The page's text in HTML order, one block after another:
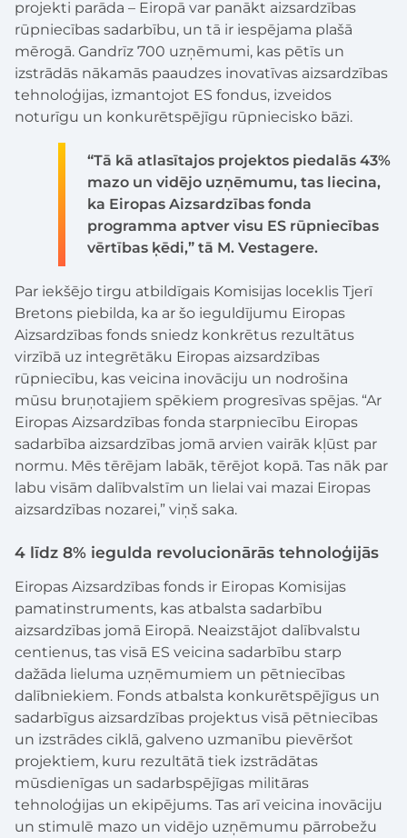
projekti parāda – Eiropā var panākt aizsardzības
rūpniecības sadarbību, un tā ir iespējama plašā
mērogā. Gandrīz 700 uzņēmumi, kas pētīs un
izstrādās nākamās paaudzes inovatīvas aizsardzības
tehnoloģijas, izmantojot ES fondus, izveidos
noturīgu un konkurētspējīgu rūpniecisko bāzi.
“Tā kā atlasītajos projektos piedalās 43%
mazo un vidējo uzņēmumu, tas liecina,
ka Eiropas Aizsardzības fonda
programma aptver visu ES rūpniecības
vērtības ķēdi,” tā M. Vestagere.
Par iekšējo tirgu atbildīgais Komisijas loceklis Tjerī
Bretons piebilda, ka ar šo ieguldījumu Eiropas
Aizsardzības fonds sniedz konkrētus rezultātus
virzībā uz integrētāku Eiropas aizsardzības
rūpniecību, kas veicina inovāciju un nodrošina
mūsu bruņotajiem spēkiem progresīvas spējas. “Ar
Eiropas Aizsardzības fonda starpniecību Eiropas
sadarbība aizsardzības jomā arvien vairāk kļūst par
normu. Mēs tērējam labāk, tērējot kopā. Tas nāk par
labu visām dalībvalstīm un lielai vai mazai Eiropas
aizsardzības nozarei,” viņš saka.
4 līdz 8% iegulda revolucionārās tehnoloģijās
Eiropas Aizsardzības fonds ir Eiropas Komisijas
pamatinstruments, kas atbalsta sadarbību
aizsardzības jomā Eiropā. Neaizstājot dalībvalstu
centienus, tas visā ES veicina sadarbību starp
dažāda lieluma uzņēmumiem un pētniecības
dalībniekiem. Fonds atbalsta konkurētspējīgus un
sadarbīgus aizsardzības projektus visā pētniecības
un izstrādes ciklā, galveno uzmanību pievēršot
projektiem, kuru rezultātā tiek izstrādātas
mūsdienīgas un sadarbspējīgas militāras
tehnoloģijas un ekipējums. Tas arī veicina inovāciju
un stimulē mazo un vidējo uzņēmumu pārrobežu